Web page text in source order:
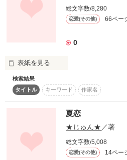
死神に出会ったことで少女の運命は
公開開始 2015.3.26〜
なってしまった愛と陽向｡
２人の気持ちが
作品を読む
総文字数/8,280
恋愛(その他) 66ペー
0
表紙を見る
恋っていっぱい
あるよね?
うちはあなたがずっと
・・・・大好きだよ？
二宮麻衣（女）16歳
検索結果
タイトル
キーワード 作家名
夏恋
★じゅん★ ／著
総文字数/5,008
恋愛(その他) 14ペー